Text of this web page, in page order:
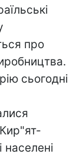
про
сьогодні